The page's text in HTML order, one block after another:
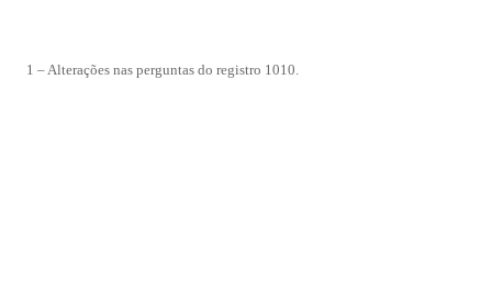
1 – Alterações nas perguntas do registro 1010.